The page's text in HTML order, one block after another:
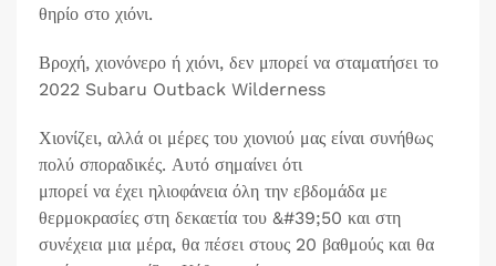
θηρίο στο χιόνι.
Βροχή, χιονόνερο ή χιόνι, δεν μπορεί να σταματήσει το
2022 Subaru Outback Wilderness
Χιονίζει, αλλά οι μέρες του χιονιού μας είναι συνήθως
πολύ σποραδικές. Αυτό σημαίνει ότι
μπορεί να έχει ηλιοφάνεια όλη την εβδομάδα με
θερμοκρασίες στη δεκαετία του &#39;50 και στη
συνέχεια μια μέρα, θα πέσει στους 20 βαθμούς και θα